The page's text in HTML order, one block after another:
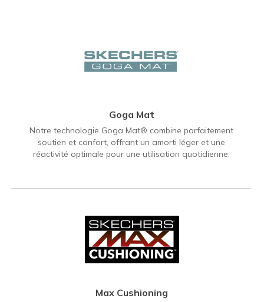
Goga Mat
Notre technologie Goga Mat® combine parfaitement
soutien et confort, offrant un amorti léger et une
réactivité optimale pour une utilisation quotidienne.
Max Cushioning